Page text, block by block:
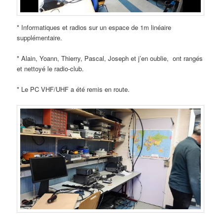
* Informatiques et radios sur un espace de 1m linéaire
supplémentaire.
* Alain, Yoann, Thierry, Pascal, Joseph et j’en oublie, ont rangés
et nettoyé le radio-club.
* Le PC VHF/UHF a été remis en route.